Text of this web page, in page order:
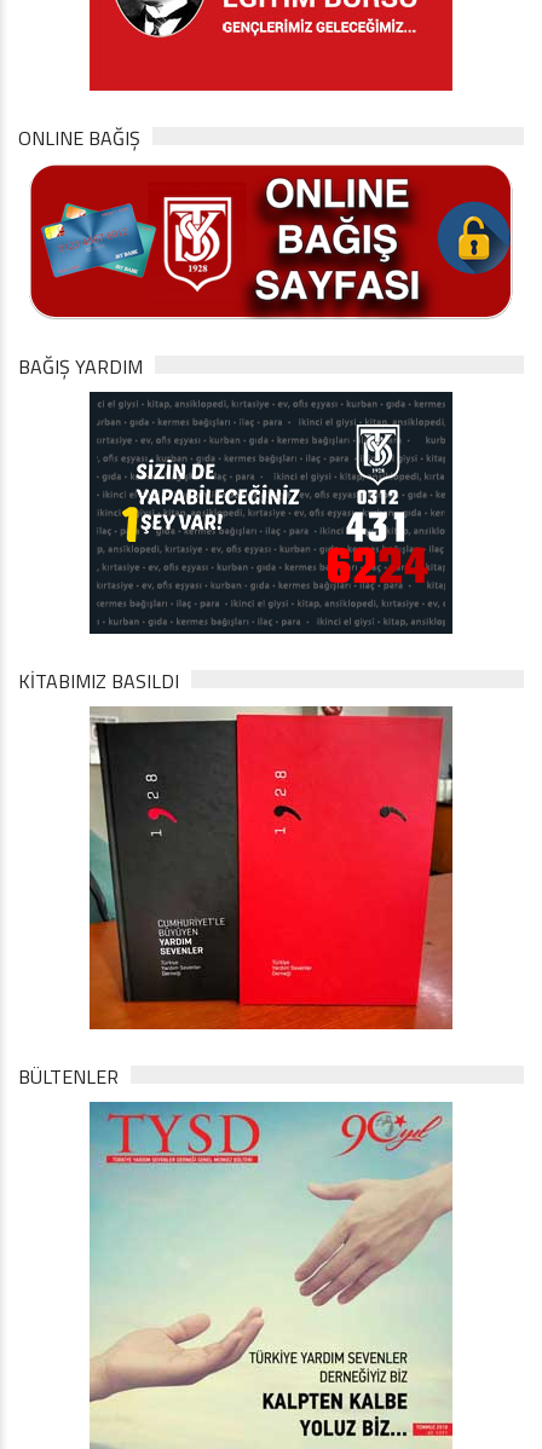
ONLINE BAĞIŞ
BAĞIŞ YARDIM
KİTABIMIZ BASILDI
BÜLTENLER